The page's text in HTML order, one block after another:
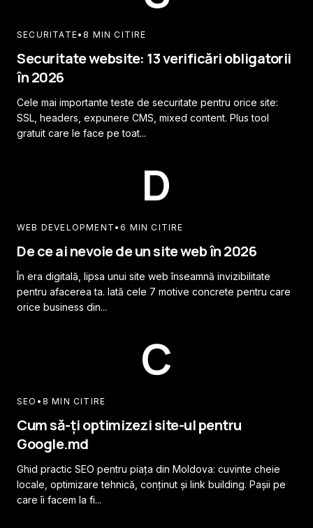
SECURITATE• 8 MIN CITIRE
Securitate website: 13 verificări obligatorii
în 2026
Cele mai importante teste de securitate pentru orice site:
SSL, headers, expunere CMS, mixed content. Plus tool
gratuit care le face pe toat...
D
WEB DEVELOPMENT •6 MIN CITIRE
De ce ai nevoie de un site web în 2026
În era digitală, lipsa unui site web înseamnă invizibilitate
pentru afacerea ta. Iată cele 7 motive concrete pentru care
orice business din...
C
SEO • 8 MIN CITIRE
Cum să-ți optimizezi site-ul pentru
Google.md
Ghid practic SEO pentru piața din Moldova: cuvinte cheie
locale, optimizare tehnică, conținut și link building. Pașii pe
care îi facem la fi...